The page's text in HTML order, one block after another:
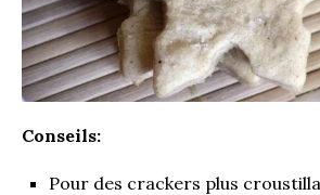
Conseils:
Pour des crackers plus